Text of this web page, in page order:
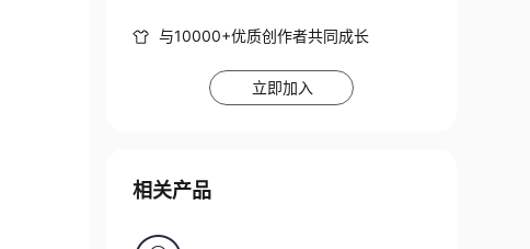
与10000+优质创作者共同成长
立即加入
相关产品